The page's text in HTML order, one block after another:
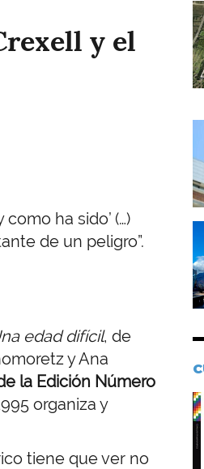
y el
ha sido’ (…)
de un peligro”.
edad difícil, de
y Ana
la Edición Número
organiza y
tiene que ver no